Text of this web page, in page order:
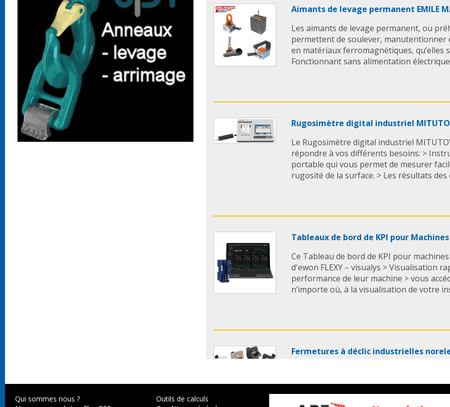
Aimants de levage permanent EMILE
Les aimants de levage permanent, ou
permettent de soulever, manutentionner
en matériaux ferromagnétiques, qu’elles
Fonctionnant sans alimentation
Rugosimètre digital industriel
Le Rugosimètre digital industriel
répondre à vos différents besoins: >
portable qui vous permet de mesurer
rugosité de la surface. > Les résultats des
Tableaux de bord de KPI pour Machines
Ce Tableau de bord de KPI pour
d'ewon FLEXY – visualys > Visualisation
performance de leur machine > vous
n’importe où, à la visualisation de votre
Fermetures à déclic industrielles
caractéristiques suivantes: > Avec
portes, trappes et capots grâce à leur
différentes pour vantaux d'épaisseurs
Qui sommes nous ?
Outils de calculs